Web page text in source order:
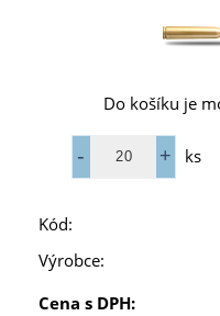
Do košíku je
ks
Kód:
Výrobce:
Cena s DPH: